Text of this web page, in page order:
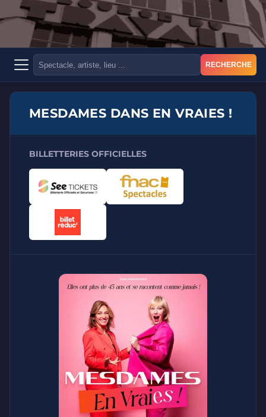
RECHERCHE
MESDAMES DANS EN VRAIES !
BILLETTERIES OFFICIELLES